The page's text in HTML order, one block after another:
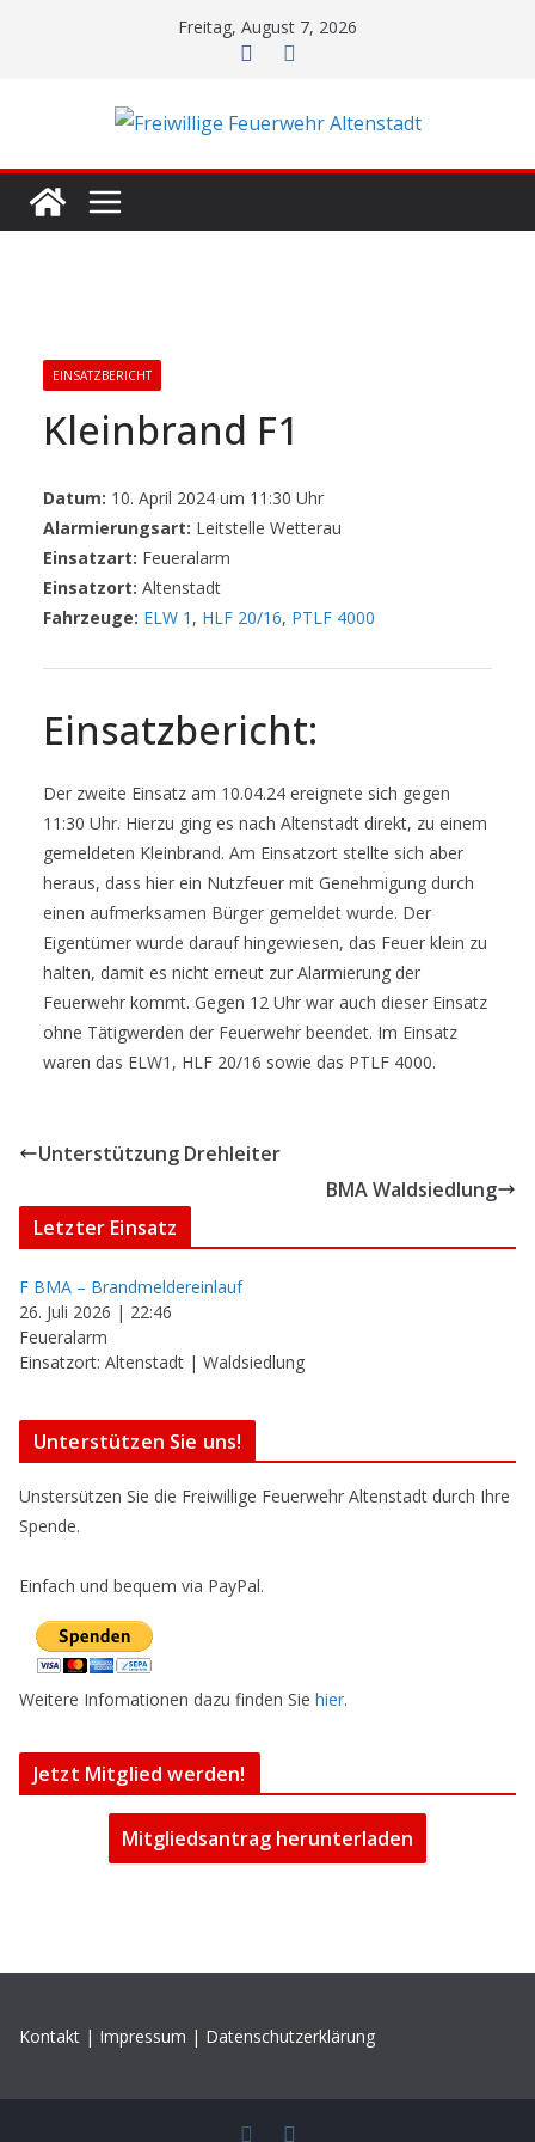
Freitag, August 7, 2026
EINSATZBERICHT
Kleinbrand F1
Datum: 10. April 2024 um 11:30 Uhr
Alarmierungsart: Leitstelle Wetterau
Einsatzart: Feueralarm
Einsatzort: Altenstadt
Fahrzeuge: ELW 1 , HLF 20/16, PTLF 4000
Einsatzbericht:
Der zweite Einsatz am 10.04.24 ereignete sich gegen
11:30 Uhr. Hierzu ging es nach Altenstadt direkt, zu einem
gemeldeten Kleinbrand. Am Einsatzort stellte sich aber
heraus, dass hier ein Nutzfeuer mit Genehmigung durch
einen aufmerksamen Bürger gemeldet wurde. Der
Eigentümer wurde darauf hingewiesen, das Feuer klein zu
halten, damit es nicht erneut zur Alarmierung der
Feuerwehr kommt. Gegen 12 Uhr war auch dieser Einsatz
ohne Tätigwerden der Feuerwehr beendet. Im Einsatz
waren das ELW1, HLF 20/16 sowie das PTLF 4000.
Unterstützung Drehleiter
BMA Waldsiedlung
Letzter Einsatz
F BMA – Brandmeldereinlauf
26. Juli 2026 | 22:46
Feueralarm
Einsatzort: Altenstadt | Waldsiedlung
Unterstützen Sie uns!
Unstersützen Sie die Freiwillige Feuerwehr Altenstadt durch Ihre
Spende.
Einfach und bequem via PayPal.
Weitere Infomationen dazu finden Sie hier.
Jetzt Mitglied werden!
Mitgliedsantrag herunterladen
Kontakt | Impressum | Datenschutzerklärung